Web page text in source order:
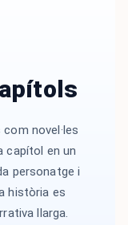
novel·les
capítol en un
personatge i
història es
llarga.